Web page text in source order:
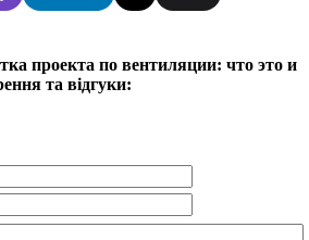
проекта по вентиляции: что это и
та відгуки: